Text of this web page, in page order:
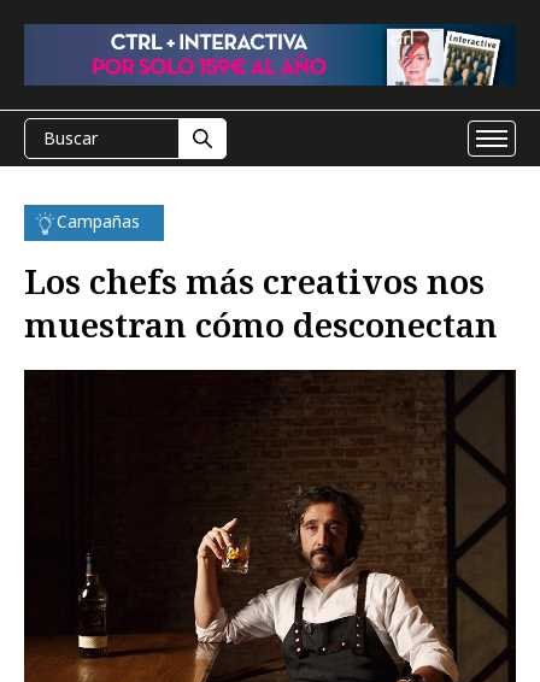
Campañas
Los chefs más creativos nos
muestran cómo desconectan